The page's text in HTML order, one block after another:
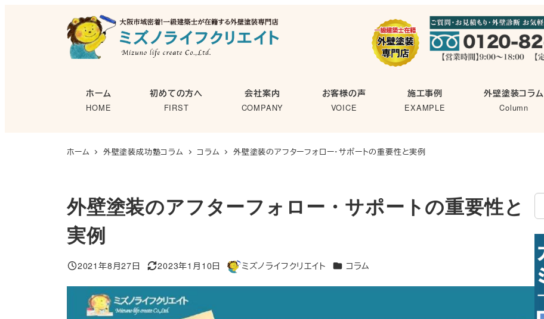
ホーム
HOME
初めての方へ
FIRST
会社案内
COMPANY
お客様の声
VOICE
施工事例
EXAMPLE
外壁塗装コラム
Column
ホーム 外壁塗装成功塾コラム コラム 外壁塗装のアフターフォロー・サポートの重要性と実例
外壁塗装のアフターフォロー・サポートの重要性と
実例
投稿日
2021年8月27日
更新日
2023年1月10日
著
者
ミズノライフクリエイト カテゴリー
コラム
検
索